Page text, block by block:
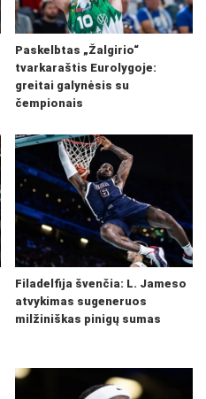
Paskelbtas „Žalgirio“
tvarkaraštis Eurolygoje:
greitai galynėsis su
čempionais
Filadelfija švenčia: L. Jameso
atvykimas sugeneruos
milžiniškas pinigų sumas